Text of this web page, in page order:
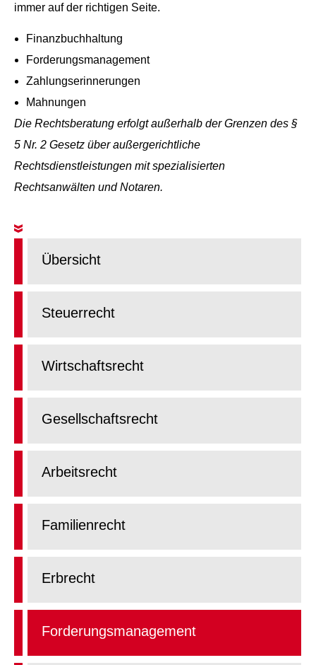
immer auf der richtigen Seite.
Finanzbuchhaltung
Forderungsmanagement
Zahlungserinnerungen
Mahnungen
Die Rechtsberatung erfolgt außerhalb der Grenzen des §
5 Nr. 2 Gesetz über außergerichtliche
Rechtsdienstleistungen mit spezialisierten
Rechtsanwälten und Notaren.
Übersicht
Steuerrecht
Wirtschaftsrecht
Gesellschaftsrecht
Arbeitsrecht
Familienrecht
Erbrecht
Forderungsmanagement